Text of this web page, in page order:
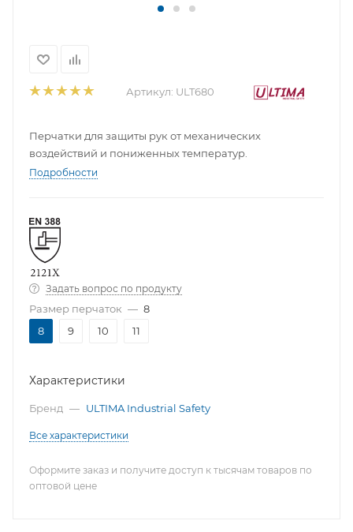
Артикул: ULT680
Перчатки для защиты рук от механических
воздействий и пониженных температур.
Подробности
Задать вопрос по продукту
Размер перчаток — 8
8
9 10 11
Характеристики
Бренд — ULTIMA Industrial Safety
Все характеристики
Оформите заказ и получите доступ к тысячам товаров по
оптовой цене